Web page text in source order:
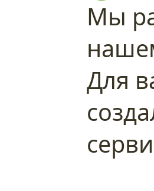
Мы
Для